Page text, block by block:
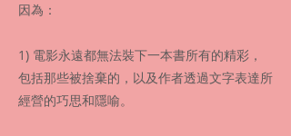
因為：
1) 電影永遠都無法裝下一本書所有的精彩，
包括那些被捨棄的，以及作者透過文字表達所
經營的巧思和隱喻。